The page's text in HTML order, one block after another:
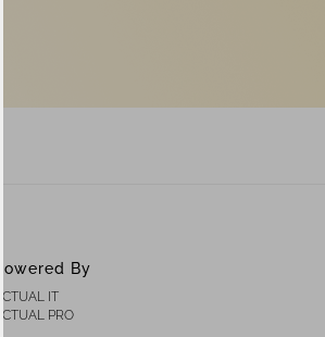
Powered By
ACTUAL IT
ACTUAL PRO